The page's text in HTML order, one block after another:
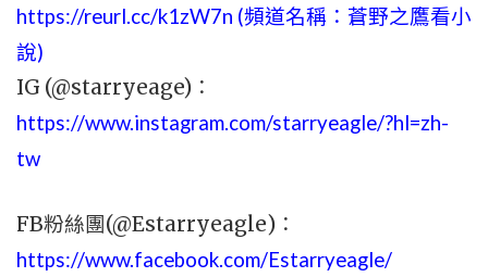
https://reurl.cc/k1zW7n (頻道名稱：蒼野之鷹看小
說)
IG (@starryeage)：
https://www.instagram.com/starryeagle/?hl=zh-
tw
FB粉絲團(@Estarryeagle)：
https://www.facebook.com/Estarryeagle/